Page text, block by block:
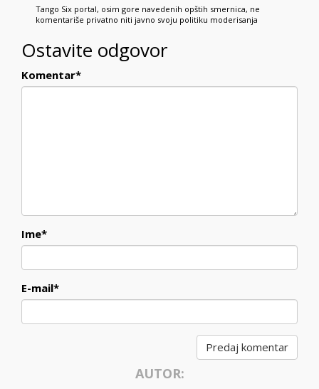
Tango Six portal, osim gore navedenih opštih smernica, ne
komentariše privatno niti javno svoju politiku moderisanja
Ostavite odgovor
Komentar*
Ime*
E-mail*
AUTOR: